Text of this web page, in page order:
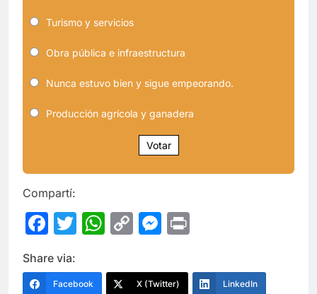
Turismo y servicios
Obra pública e infraestructura
Nunca estuvo bien y sigue empeorando.
Producción agrícola y ganadera
Votar
Compartí:
Facebook
Twitter
WhatsApp
CopyMessenger
Share via:
Facebook X (Twitter) LinkedIn